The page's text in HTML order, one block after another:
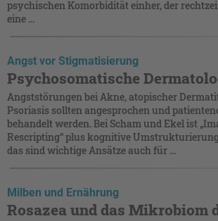
psychischen Komorbidität einher, der
eine ...
Angst vor Stigmatisierung
Psychosomatische
Angststörungen bei Akne, atopischer
Psoriasis sollten angesprochen und
behandelt werden. Bei Scham und Ekel ist
Rescripting“ plus kognitive
das sind wichtige Ansätze auch für ...
Milben und Ernährung
Rosazea und das Mikrobiom